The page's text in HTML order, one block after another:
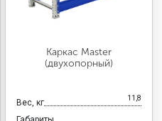
Каркас Master
(двухопорный)
Вес, кг 11,8